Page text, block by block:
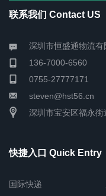
联系我们 Contact US
深圳市恒盛通物流有
136-7000-6560
0755-27777171
steven@hst56.cn
深圳市宝安区福永
快捷入口 Quick Entry
国际快递